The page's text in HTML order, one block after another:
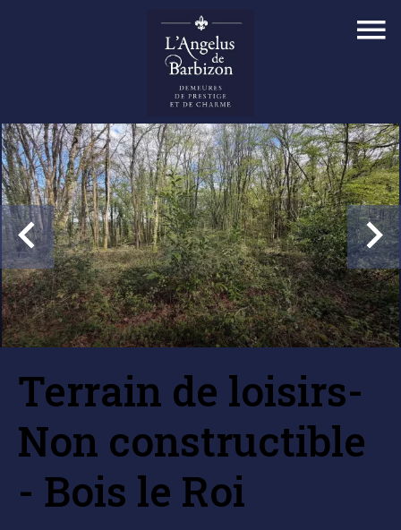
Terrain de loisirs-
Non constructible
- Bois le Roi